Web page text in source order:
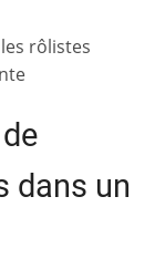
rôlistes
dans un